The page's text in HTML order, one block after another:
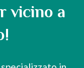
vicino a